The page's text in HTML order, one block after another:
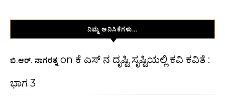
ನಿಮ್ಮ ಅನಿಸಿಕೆಗಳು…
ಬಿ.ಆರ್. ನಾಗರತ್ನ on ಕೆ ಎಸ್ ನ ದೃಷ್ಟಿ ಸೃಷ್ಟಿಯಲ್ಲಿ ಕವಿ ಕವಿತೆ :
ಭಾಗ 3